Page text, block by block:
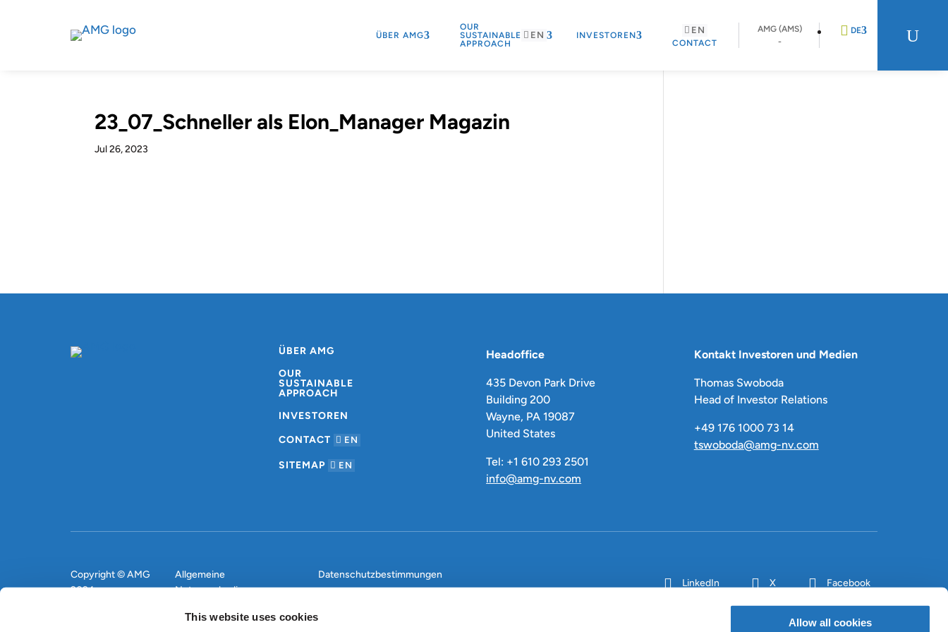
This website uses cookies Allow all cookies
ÜBER AMG
OUR
SUSTAINABLE
APPROACH
EN INVESTOREN
CONTACT
EN
AMG (AMS)
-
DE U
23_07_Schneller als Elon_Manager Magazin
Jul 26, 2023
ÜBER AMG
OUR
SUSTAINABLE
APPROACH
INVESTOREN
CONTACT
EN
SITEMAP EN
Headoffice
435 Devon Park Drive
Building 200
Wayne, PA 19087
United States
Tel: +1 610 293 2501
info@amg-nv.com
Kontakt Investoren und Medien
Thomas Swoboda
Head of Investor Relations
+49 176 1000 73 14
tswoboda@amg-nv.com
Copyright © AMG
2024
Allgemeine
Nutzungsbedingungen
Datenschutzbestimmungen
LinkedIn X Facebook